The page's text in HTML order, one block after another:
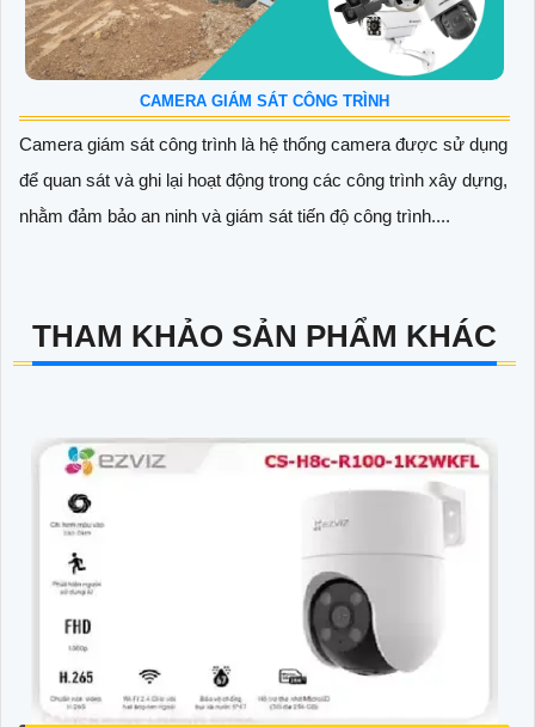
CAMERA GIÁM SÁT CÔNG TRÌNH
Camera giám sát công trình là hệ thống camera được sử dụng
để quan sát và ghi lại hoạt động trong các công trình xây dựng,
nhằm đảm bảo an ninh và giám sát tiến độ công trình....
THAM KHẢO SẢN PHẨM KHÁC